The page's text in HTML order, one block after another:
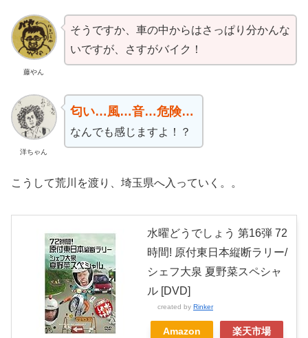
藤やん
そうですか、車の中からはさっぱり分かんな
いですが、さすがバイク！
洋ちゃん
匂い…風…音…危険…
なんでも感じますよ！？
こうして荒川を渡り、埼玉県へ入っていく。。
水曜どうでしょう 第16弾 72
時間! 原付東日本縦断ラリー/
シェフ大泉 夏野菜スペシャ
ル [DVD]
created by Rinker
Amazon 楽天市場